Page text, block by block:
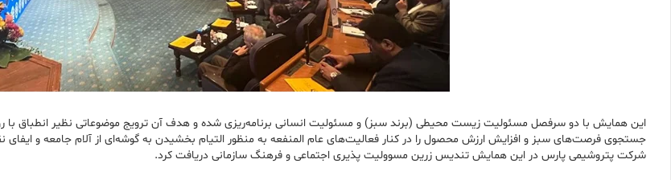
این همایش با دو سرفصل مسئولیت زیست محیطی (برند سبز) و مسئولیت انسانی برنامه‌ریزی شده و هدف آن ترویج موضوعاتی نظیر انطباق با
جستجوی فرصت‌های سبز و افزایش ارزش محصول را در کنار فعالیت‌های عام المنفعه به منظور التیام بخشیدن به گوشه‌ای از آلام جامعه و
شرکت پتروشیمی پارس در این همایش تندیس زرین مسوولیت پذیری اجتماعی و‌ فرهنگ سازمانی دریافت کرد.